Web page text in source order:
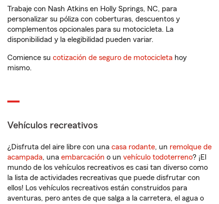
Trabaje con Nash Atkins en Holly Springs, NC, para
personalizar su póliza con coberturas, descuentos y
complementos opcionales para su motocicleta. La
disponibilidad y la elegibilidad pueden variar.
Comience su cotización de seguro de motocicleta hoy
mismo.
Vehículos recreativos
¿Disfruta del aire libre con una casa rodante, un remolque de
acampada, una embarcación o un vehículo todoterreno? ¡El
mundo de los vehículos recreativos es casi tan diverso como
la lista de actividades recreativas que puede disfrutar con
ellos! Los vehículos recreativos están construidos para
aventuras, pero antes de que salga a la carretera, el agua o